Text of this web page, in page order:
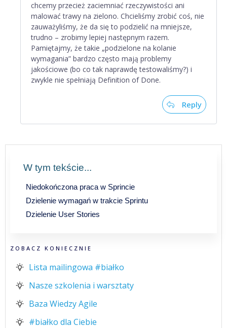
chcemy przecież zaciemniać rzeczywistości ani
malować trawy na zielono. Chcieliśmy zrobić coś, nie
zauważyliśmy, że da się to podzielić na mniejsze,
trudno – zrobimy lepiej następnym razem.
Pamiętajmy, że takie „podzielone na kolanie
wymagania” bardzo często mają problemy
jakościowe (bo co tak naprawdę testowaliśmy?) i
zwykle nie spełniają Definition of Done.
Reply
W tym tekście...
Niedokończona praca w Sprincie
Dzielenie wymagań w trakcie Sprintu
Dzielenie User Stories
ZOBACZ KONIECZNIE
Lista mailingowa #białko
Nasze szkolenia i warsztaty
Baza Wiedzy Agile
#białko dla Ciebie